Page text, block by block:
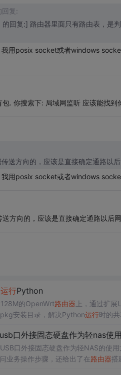
回复:
回复:] 路由器里面只有路由表，是
用posix socket或者windows
. 你搜索下: 局域网监听 应该能找到
送方向的，应该是直接确定通路以
用posix socket或者windows
方向的，应该是直接确定通路以后
运行Python
的OpenWrt路由器 上，通过扩
安装目录，解决Python运行时的
口外接固态硬盘作为轻nas使用
口外接固态硬盘作为轻NAS的使
业务操作步骤，还给出了在路由器搭